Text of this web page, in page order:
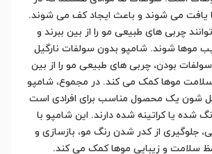
یافت می شوند و باعث ایجاد کف می شوند.
چربی های طبیعی مو را از بین ببرند و
موها شوند. شامپو بدون سولفات نارگیل
بودن، چربی های طبیعی مو را از بین
موها کمک می کند. در مجموع، شامپو
شون یک محصول مناسب برای افرادی است
یا کراتینه شده دارند. این شامپو با
جلوگیری از کدر شدن رنگ مو، بازسازی و
سلامت و زیبایی موها کمک می کند.